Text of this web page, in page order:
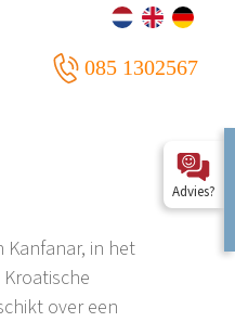
085 1302567
Kanfanar, in het
over een
Advies?